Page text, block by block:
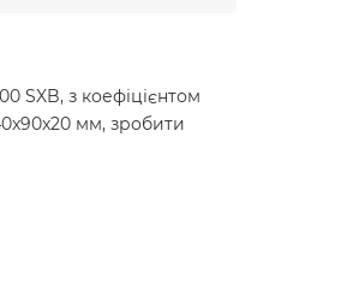
SXB, з коефіцієнтом
мм, зробити